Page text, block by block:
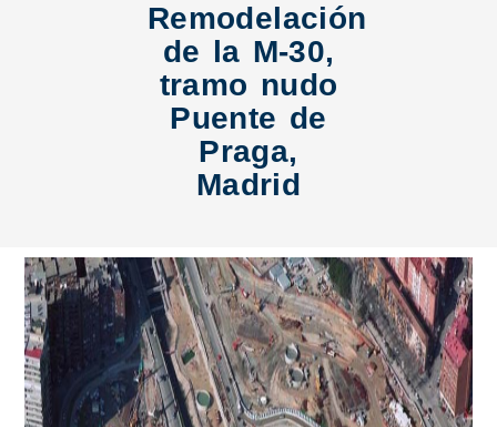
Remodelación
de la M-30,
tramo nudo
Puente de
Praga,
Madrid